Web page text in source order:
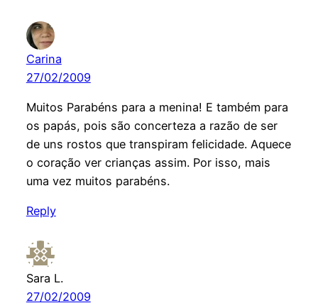
Carina
27/02/2009
Muitos Parabéns para a menina! E também para
os papás, pois são concerteza a razão de ser
de uns rostos que transpiram felicidade. Aquece
o coração ver crianças assim. Por isso, mais
uma vez muitos parabéns.
Reply
Sara L.
27/02/2009